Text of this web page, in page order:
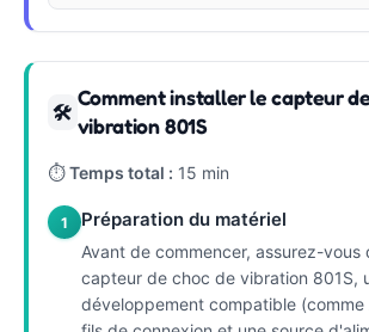
🛠
Comment installer le capteur
vibration 801S
⏱Temps total : 15 min
1 Préparation du matériel
Avant de commencer, assurez-vous
capteur de choc de vibration 801S,
développement compatible (comme